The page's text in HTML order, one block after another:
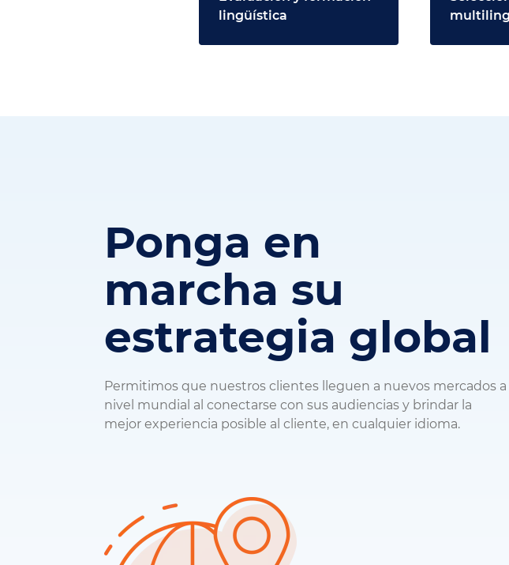
lingüística
Ponga en
marcha su
estrategia global
Permitimos que nuestros clientes lleguen a nuevos mercados a
nivel mundial al conectarse con sus audiencias y brindar la
mejor experiencia posible al cliente, en cualquier idioma.